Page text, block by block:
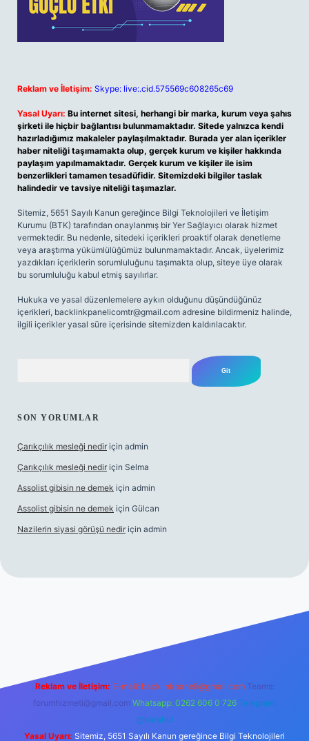
Reklam ve İletişim: Skype: live:.cid.575569c608265c69
Yasal Uyarı: Bu internet sitesi, herhangi bir marka, kurum veya şahıs
şirketi ile hiçbir bağlantısı bulunmamaktadır. Sitede yalnızca kendi
hazırladığımız makaleler paylaşılmaktadır. Burada yer alan içerikler
haber niteliği taşımamakta olup, gerçek kurum ve kişiler hakkında
paylaşım yapılmamaktadır. Gerçek kurum ve kişiler ile isim
benzerlikleri tamamen tesadüfidir. Sitemizdeki bilgiler taslak
halindedir ve tavsiye niteliği taşımazlar.
Sitemiz, 5651 Sayılı Kanun gereğince Bilgi Teknolojileri ve İletişim
Kurumu (BTK) tarafından onaylanmış bir Yer Sağlayıcı olarak hizmet
vermektedir. Bu nedenle, sitedeki içerikleri proaktif olarak denetleme
veya araştırma yükümlülüğümüz bulunmamaktadır. Ancak, üyelerimiz
yazdıkları içeriklerin sorumluluğunu taşımakta olup, siteye üye olarak
bu sorumluluğu kabul etmiş sayılırlar.
Hukuka ve yasal düzenlemelere aykırı olduğunu düşündüğünüz
içerikleri, backlinkpanelicomtr@gmail.com adresine bildirmeniz halinde,
ilgili içerikler yasal süre içerisinde sitemizden kaldırılacaktır.
SON YORUMLAR
Çarıkçılık mesleği nedir için admin
Çarıkçılık mesleği nedir için Selma
Assolist gibisin ne demek için admin
Assolist gibisin ne demek için Gülcan
Nazilerin siyasi görüşü nedir için admin
Reklam ve İletişim: E-mail: backlinkpaneli@gmail.com Teams:
forumhizmeti@gmail.com Whatsapp: 0262 606 0 726 Telegram:
@karabul
Yasal Uyarı: Sitemiz, 5651 Sayılı Kanun gereğince Bilgi Teknolojileri